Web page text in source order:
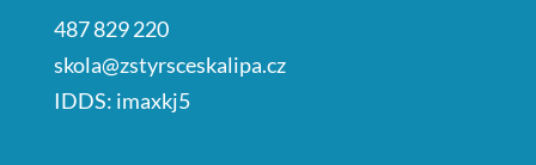
487 829 220
skola@zstyrsceskalipa.cz
IDDS: imaxkj5